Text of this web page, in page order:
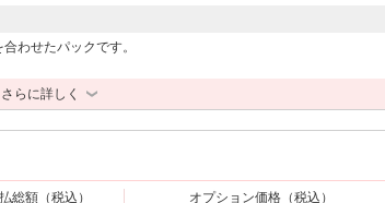
わせたパックです。
さらに詳しく
総額 （税込） オプション価格（税込）